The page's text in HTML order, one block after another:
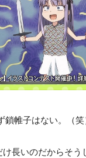
帷子はない。（笑
け長いのだからそう